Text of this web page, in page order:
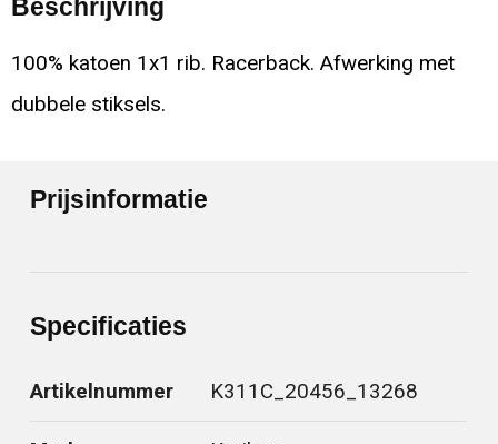
Beschrijving
100% katoen 1x1 rib. Racerback. Afwerking met
dubbele stiksels.
Prijsinformatie
Specificaties
Artikelnummer K311C_20456_13268